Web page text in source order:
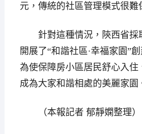
元，傳統的社區管理模式很難
針對這種情況，陝西省採
開展了“和諧社區·幸福家園”
為使保障房小區居民舒心入
成為大家和諧相處的美麗家園
（本報記者 郁靜嫻整理）